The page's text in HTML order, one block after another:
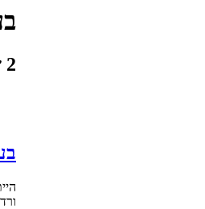
2 שאלות גולשים בנושא » בעיות בגב
ורדית